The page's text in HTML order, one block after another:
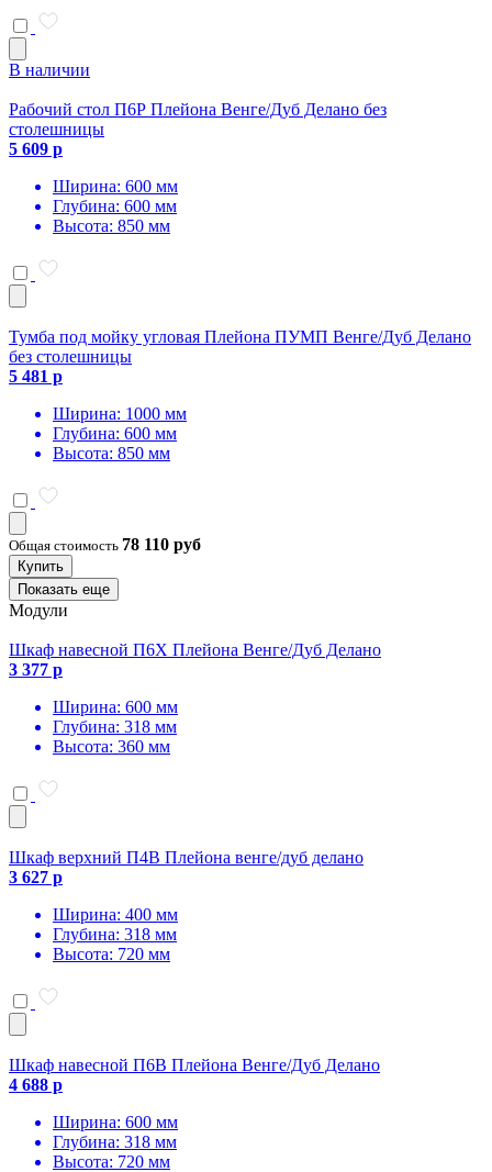
В наличии
Рабочий стол П6Р Плейона Венге/Дуб Делано без
столешницы
5 609 р
Ширина: 600 мм
Глубина: 600 мм
Высота: 850 мм
Тумба под мойку угловая Плейона ПУМП Венге/Дуб Делано
без столешницы
5 481 р
Ширина: 1000 мм
Глубина: 600 мм
Высота: 850 мм
Общая стоимость 78 110 руб
Купить
Показать еще
Модули
Шкаф навесной П6Х Плейона Венге/Дуб Делано
3 377 р
Ширина: 600 мм
Глубина: 318 мм
Высота: 360 мм
Шкаф верхний П4В Плейона венге/дуб делано
3 627 р
Ширина: 400 мм
Глубина: 318 мм
Высота: 720 мм
Шкаф навесной П6В Плейона Венге/Дуб Делано
4 688 р
Ширина: 600 мм
Глубина: 318 мм
Высота: 720 мм